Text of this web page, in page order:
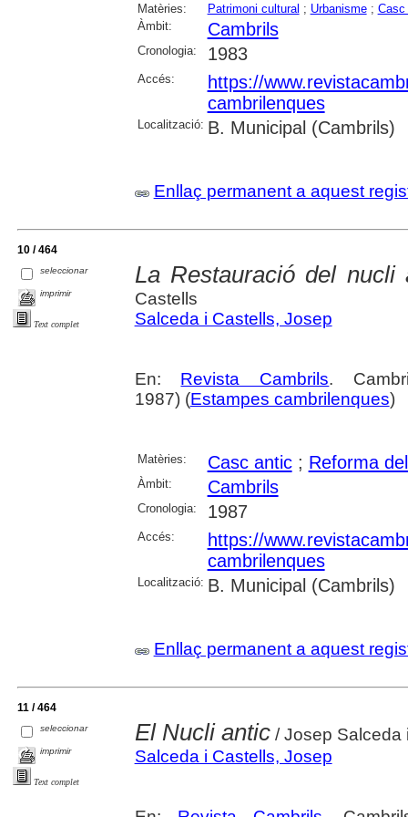
Matèries: Patrimoni cultural ; Urbanisme; Casc
Àmbit:
Cambrils
Cronologia: 1983
Accés:
https://
cambrilenques
Localització: B. Municipal (Cambrils)
Enllaç permanent a aquest
10 / 464
seleccionar
imprimir
Text complet
La Restauració del
Castells
Salceda i Castells, Josep
En: Revista Cambrils.
1987) (Estampes cambrilenques)
Matèries: Casc antic; Reforma
Àmbit: Cambrils
Cronologia: 1987
Accés:
https://
cambrilenques
Localització: B. Municipal (Cambrils)
Enllaç permanent a aquest
11 / 464
seleccionar
imprimir
Text complet
El Nucli antic/ Josep Salceda
Salceda i Castells, Josep